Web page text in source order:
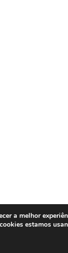
a melhor
estamos